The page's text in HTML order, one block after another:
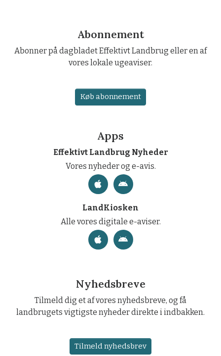
Abonnement
Abonner på dagbladet Effektivt Landbrug eller en af
vores lokale ugeaviser.
Køb abonnement
Apps
Effektivt Landbrug Nyheder
Vores nyheder og e-avis.
LandKiosken
Alle vores digitale e-aviser.
Nyhedsbreve
Tilmeld dig et af vores nyhedsbreve, og få
landbrugets vigtigste nyheder direkte i indbakken.
Tilmeld nyhedsbrev